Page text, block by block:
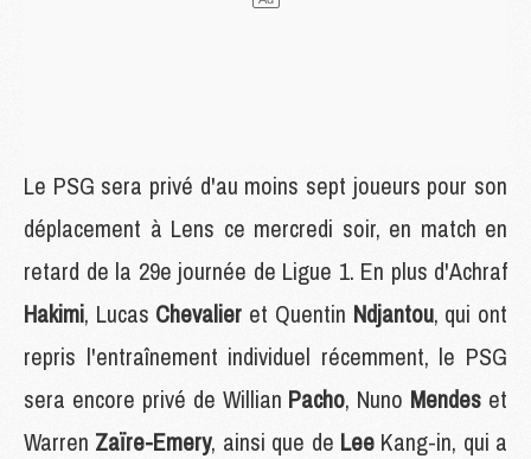
Le PSG sera privé d'au moins sept joueurs pour son
déplacement à Lens ce mercredi soir, en match en
retard de la 29e journée de Ligue 1. En plus d'Achraf
Hakimi, Lucas Chevalier et Quentin Ndjantou, qui ont
repris l'entraînement individuel récemment, le PSG
sera encore privé de Willian Pacho, Nuno Mendes et
Warren Zaïre-Emery, ainsi que de Lee Kang-in, qui a